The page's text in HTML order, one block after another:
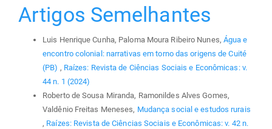
Artigos Semelhantes
Luis Henrique Cunha, Paloma Moura Ribeiro Nunes, Água e
encontro colonial: narrativas em torno das origens de Cuité
(PB) , Raízes: Revista de Ciências Sociais e Econômicas: v.
44 n. 1 (2024)
Roberto de Sousa Miranda, Ramonildes Alves Gomes,
Valdênio Freitas Meneses, Mudança social e estudos rurais
, Raízes: Revista de Ciências Sociais e Econômicas: v. 42 n.